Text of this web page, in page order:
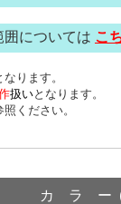
囲については こ
ります。
扱いとなります。
照ください。
カ ラ ー (